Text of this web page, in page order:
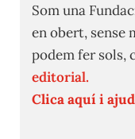
Som una
en obert, sense
podem fer sols,
editorial.
Clica aquí i